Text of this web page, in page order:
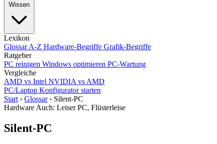
Wissen
Lexikon
Glossar A-Z Hardware-Begriffe Grafik-Begriffe
Ratgeber
PC reinigen Windows optimieren PC-Wartung
Vergleiche
AMD vs Intel NVIDIA vs AMD
PC/Laptop Konfigurator starten
Start › Glossar › Silent-PC
Hardware Auch: Leiser PC, Flüsterleise
Silent-PC